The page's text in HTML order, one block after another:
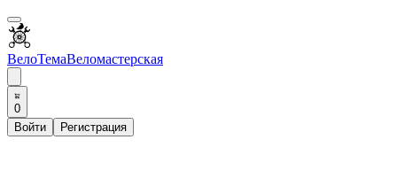
ВелоТемаВеломастерская
0
Войти
Регистрация